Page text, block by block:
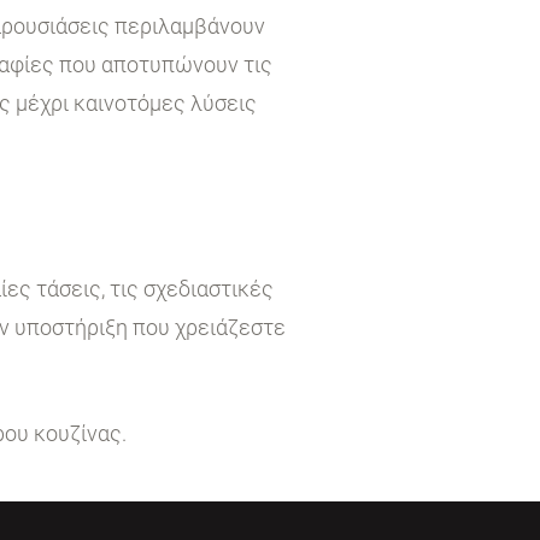
περιλαμβάνουν
που αποτυπώνουν τις
καινοτόμες λύσεις
τάσεις, τις σχεδιαστικές
υποστήριξη που χρειάζεστε
κουζίνας.